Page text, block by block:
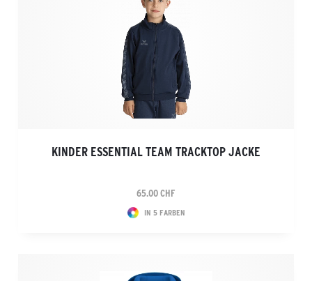
KINDER ESSENTIAL TEAM TRACKTOP JACKE
65.00 CHF
IN 5 FARBEN